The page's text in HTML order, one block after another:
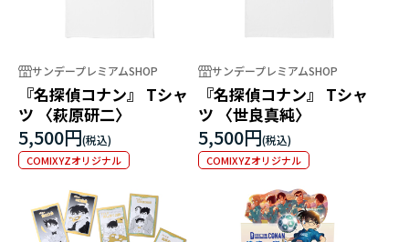
サンデープレミアムSHOP
『名探偵コナン』 Tシャ
ツ 〈萩原研二〉
5,500円
COMIXYZオリジナル
サンデープレミアムSHOP
『名探偵コナン』 Tシャ
ツ 〈世良真純〉
5,500円
COMIXYZオリジナル